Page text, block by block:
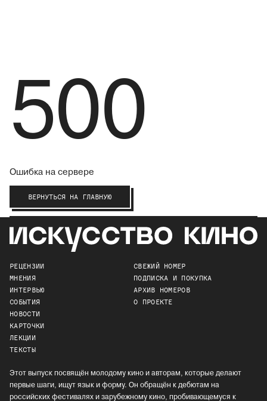
500
Ошибка на сервере
ВЕРНУТЬСЯ НА ГЛАВНУЮ
РЕЦЕНЗИИ
МНЕНИЯ
ИНТЕРВЬЮ
СОБЫТИЯ
НОВОСТИ
КАРТОЧКИ
ЛЕКЦИИ
ТЕКСТЫ
СВЕЖИЙ НОМЕР
ПОДПИСКА И ПОКУПКА
АРХИВ НОМЕРОВ
О ПРОЕКТЕ
Этот выпуск посвящён молодому кино и авторам, которые делают
первые шаги, ищут язык и форму. Он обращён к дебютам на
российских фестивалях и зарубежному кино, пробивающемуся к